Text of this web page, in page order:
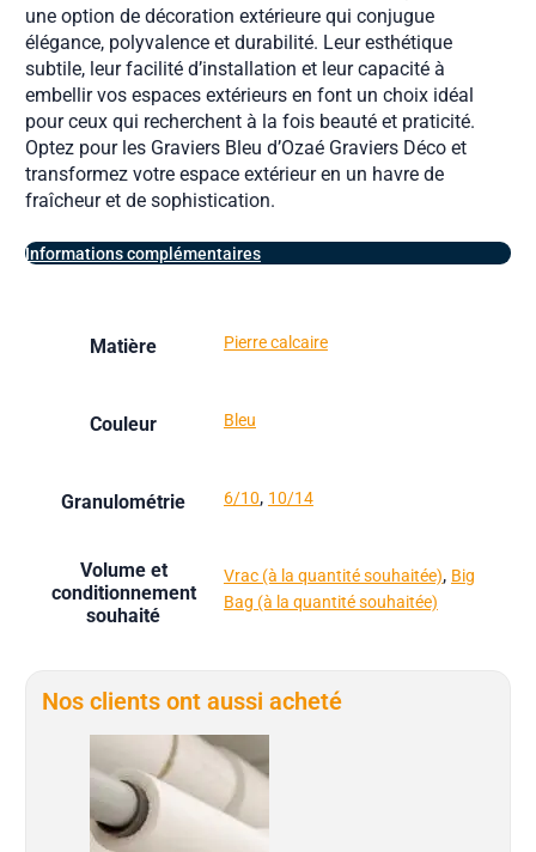
une option de décoration extérieure qui conjugue
élégance, polyvalence et durabilité. Leur esthétique
subtile, leur facilité d’installation et leur capacité à
embellir vos espaces extérieurs en font un choix idéal
pour ceux qui recherchent à la fois beauté et praticité.
Optez pour les Graviers Bleu d’Ozaé Graviers Déco et
transformez votre espace extérieur en un havre de
fraîcheur et de sophistication.
Informations complémentaires
Matière Pierre calcaire
Couleur Bleu
Granulométrie 6/10, 10/14
Volume et
conditionnement
souhaité
Vrac (à la quantité souhaitée), Big
Bag (à la quantité souhaitée)
Nos clients ont aussi acheté